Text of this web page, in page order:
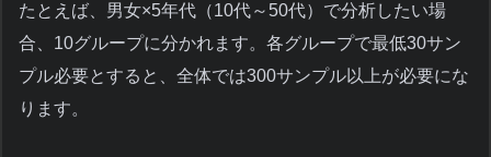
たとえば、男女×5年代（10代～50代）で分析したい場
合、10グループに分かれます。各グループで最低30サン
プル必要とすると、全体では300サンプル以上が必要にな
ります。